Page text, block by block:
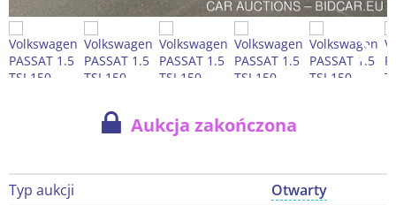
Aukcja zakończona
Typ aukcji
Otwarty